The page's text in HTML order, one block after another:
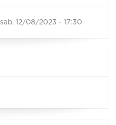
sab, 12/08/2023 - 17:30